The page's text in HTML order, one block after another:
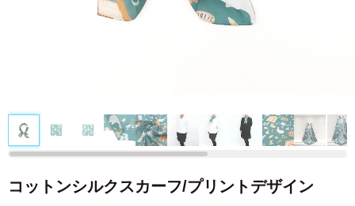
コットンシルクスカーフ/プリントデザイン